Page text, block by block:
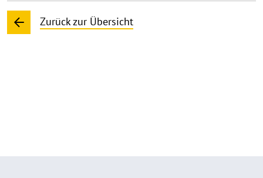
Zurück zur Übersicht